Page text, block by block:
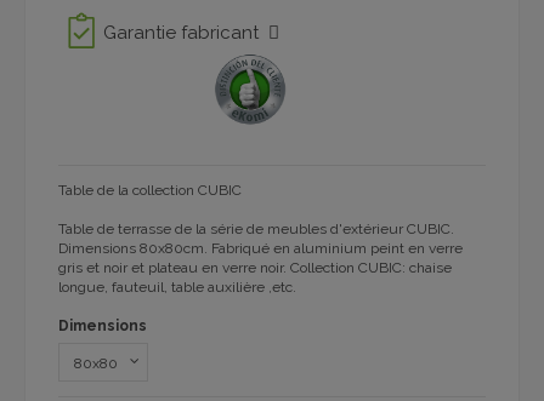
Garantie fabricant
Table de la collection CUBIC
Table de terrasse de la série de meubles d'extérieur CUBIC.
Dimensions 80x80cm. Fabriqué en aluminium peint en verre
gris et noir et plateau en verre noir. Collection CUBIC: chaise
longue, fauteuil, table auxilière ,etc.
Dimensions